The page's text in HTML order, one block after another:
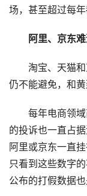
场，甚至超过每
阿里、京东难
淘宝、天猫和
仍不能避免，和
每年电商领域
的投诉也一直占
阿里或京东一直
只看到这些数字
公布的打假数据